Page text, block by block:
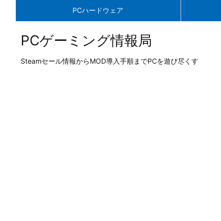
PCハードウェア
PCゲーミング情報局
Steamセール情報からMOD導入手順までPCを遊び尽くす